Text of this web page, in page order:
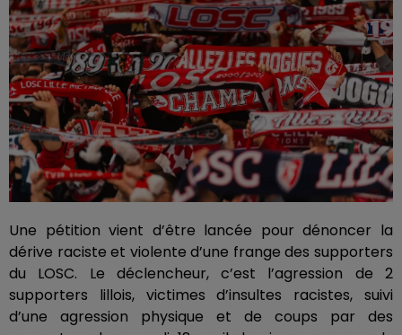
Une pétition vient d’être lancée pour dénoncer la
dérive raciste et violente d’une frange des supporters
du LOSC. Le déclencheur, c’est l’agression de 2
supporters lillois, victimes d’insultes racistes, suivi
d’une agression physique et de coups par des